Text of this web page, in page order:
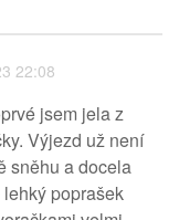
22:08
jsem jela z
Výjezd už není
sněhu a docela
poprašek